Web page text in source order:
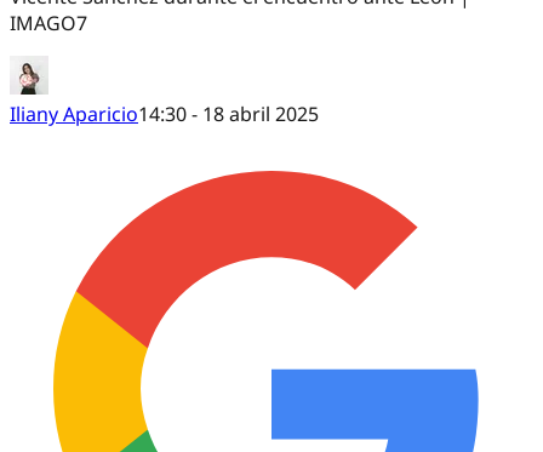
IMAGO7
Iliany Aparicio14:30 - 18 abril 2025